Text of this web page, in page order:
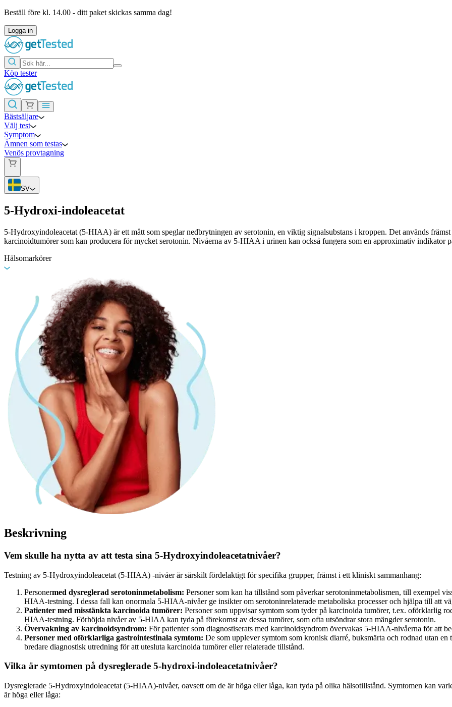
Beställ före kl. 14.00 - ditt paket skickas samma dag!
Logga in
Köp tester
Bästsäljare
Välj test
Symptom
Ämnen som testas
Venös provtagning
SV
5-Hydroxi-indoleacetat
5-Hydroxyindoleacetat (5-HIAA) är ett mått som speglar nedbrytningen av serotonin, en viktig signalsubstans i kroppen. Det används
karcinoidtumörer som kan producera för mycket serotonin. Nivåerna av 5-HIAA i urinen kan också fungera som en approximativ indikator
Hälsomarkörer
Beskrivning
Vem skulle ha nytta av att testa sina 5-Hydroxyindoleacetatnivåer?
Testning av 5-Hydroxyindoleacetat (5-HIAA) -nivåer är särskilt fördelaktigt för specifika grupper, främst i ett kliniskt sammanhang:
Personermed dysreglerad serotoninmetabolism: Personersom kan ha tillstånd som påverkar serotoninmetabolismen, till exempel
HIAA-testning. I dessa fall kan onormala 5-HIAA-nivåer ge insikter om serotoninrelaterade metaboliska processer och hjälpa till att
Patienter med misstänkta karcinoida tumörer: Personersom uppvisar symtom som tyder på karcinoida tumörer, t.ex. oförklarlig
HIAA-testning. Förhöjda nivåer av 5-HIAA kan tyda på förekomst av dessa tumörer, som ofta utsöndrar stora mängder serotonin.
Övervakning av karcinoidsyndrom: Förpatienter som diagnostiserats med karcinoidsyndrom övervakas 5-HIAA-nivåerna för att
Personer med oförklarliga gastrointestinala symtom: De som upplever symtom som kronisk diarré, buksmärta och rodnad utan
bredare diagnostisk utredning för att utesluta karcinoida tumörer eller relaterade tillstånd.
Vilka är symtomen på dysreglerade 5-hydroxi-indoleacetatnivåer?
Dysreglerade 5-Hydroxyindoleacetat (5-HIAA)-nivåer, oavsett om de är höga eller låga, kan tyda på olika hälsotillstånd. Symtomen kan
är höga eller låga: